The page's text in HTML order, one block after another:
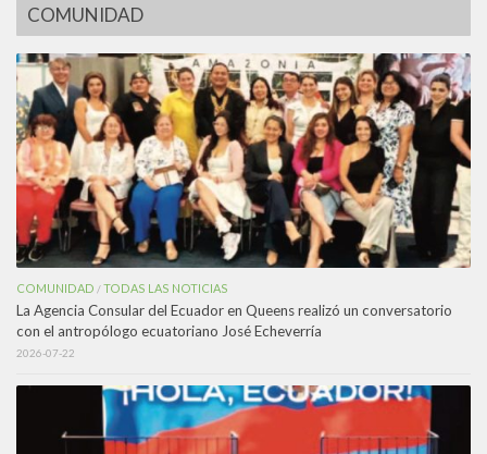
COMUNIDAD
COMUNIDAD /TODAS LAS NOTICIAS
La Agencia Consular del Ecuador en Queens realizó un conversatorio
con el antropólogo ecuatoriano José Echeverría
2026-07-22